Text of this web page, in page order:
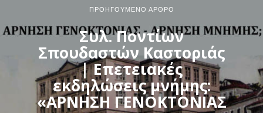
ΠΡΟΗΓΟΎΜΕΝΟ ΆΡΘΡΟ
Συλ. Ποντίων
Σπουδαστών Καστοριάς
| Επετειακές
εκδηλώσεις μνήμης:
«ΑΡΝΗΣΗ ΓΕΝΟΚΤΟΝΙΑΣ